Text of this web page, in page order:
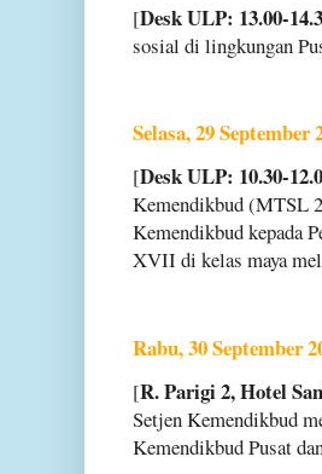
[Desk ULP: 13.00-
sosial di lingkungan
Selasa, 29 September
[Desk ULP: 10.30-
Kemendikbud (MTSL
Kemendikbud kepada
XVII di kelas maya
Rabu, 30 September
[R. Parigi 2, Hotel
Setjen Kemendikbud
Kemendikbud Pusat